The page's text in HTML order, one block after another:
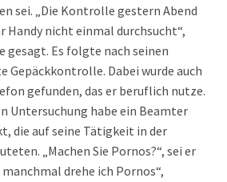
sei. „Die Kontrolle gestern Abend
Handy nicht einmal durchsucht“,
gesagt. Es folgte nach seinen
Gepäckkontrolle. Dabei wurde auch
gefunden, das er beruflich nutze.
Untersuchung habe ein Beamter
die auf seine Tätigkeit in der
„Machen Sie Pornos?“, sei er
drehe ich Pornos“,